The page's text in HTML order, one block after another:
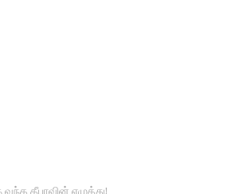
வந்த தீபாவின் எழுத்து!